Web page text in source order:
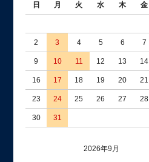
日 月 火 水 木 金
2 3 4 5 6 7
9 10 11 12 13 14
16 17 18 19 20 21
23 24 25 26 27 28
30 31
2026年9月